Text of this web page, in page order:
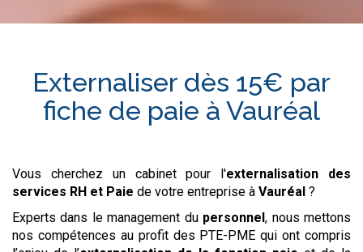
Externaliser dès 15€ par
fiche de paie à Vauréal
Vous cherchez un cabinet pour l'externalisation des
services RH et Paie de votre entreprise à Vauréal ?
Experts dans le management du personnel, nous mettons
nos compétences au profit des PTE-PME qui ont compris